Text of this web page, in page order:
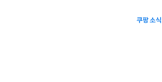
쿠팡 소식